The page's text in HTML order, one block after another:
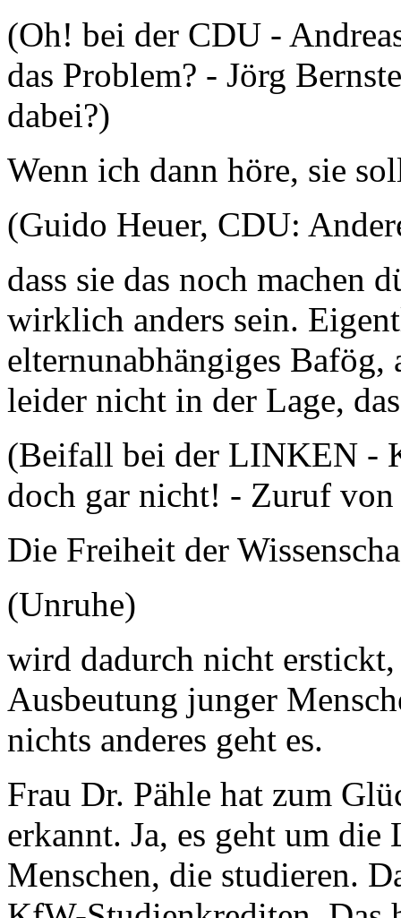
(Oh! bei der CDU -
das Problem? - Jörg
dabei?)
Wenn ich dann höre, sie
(Guido Heuer, CDU:
dass sie das noch machen
wirklich anders sein.
elternunabhängiges Bafög,
leider nicht in der Lage,
(Beifall bei der LINKEN -
doch gar nicht! - Zuruf
Die Freiheit der
(Unruhe)
wird dadurch nicht
Ausbeutung junger
nichts anderes geht es.
Frau Dr. Pähle hat zum
erkannt. Ja, es geht um
Menschen, die studieren.